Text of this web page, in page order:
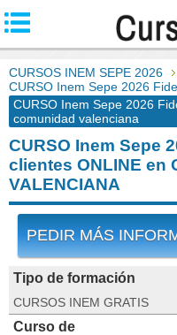
CURSOS INEM SEPE 2026
CURSO Inem Sepe 2026
CURSO Inem Sepe 2026
comunidad valenciana
CURSO Inem Sepe
clientes ONLINE en
VALENCIANA
PEDIR MÁS
Tipo de formación
CURSOS INEM GRATIS
Curso de